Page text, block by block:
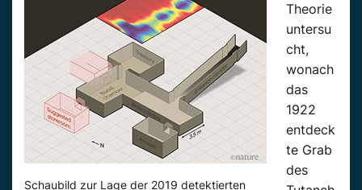
Schaubild zur Lage der 2019 detektierten
Theorie
untersu
cht,
wonach
das
1922
entdeck
te Grab
des